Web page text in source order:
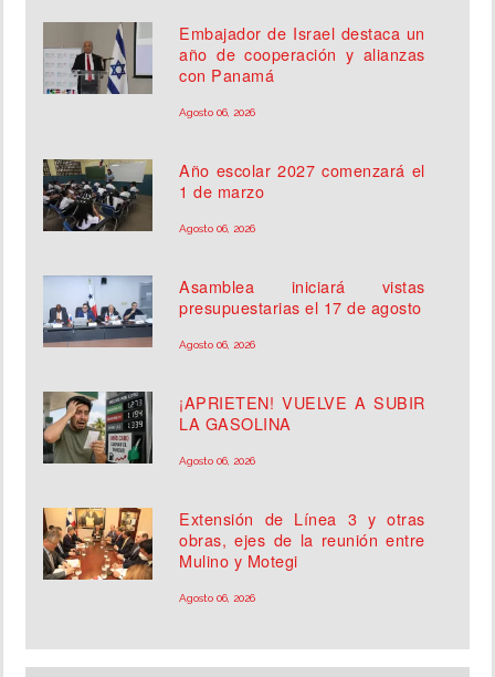
Embajador de Israel destaca un
año de cooperación y alianzas
con Panamá
Agosto 06, 2026
Año escolar 2027 comenzará el
1 de marzo
Agosto 06, 2026
Asamblea iniciará vistas
presupuestarias el 17 de agosto
Agosto 06, 2026
¡APRIETEN! VUELVE A SUBIR
LA GASOLINA
Agosto 06, 2026
Extensión de Línea 3 y otras
obras, ejes de la reunión entre
Mulino y Motegi
Agosto 06, 2026